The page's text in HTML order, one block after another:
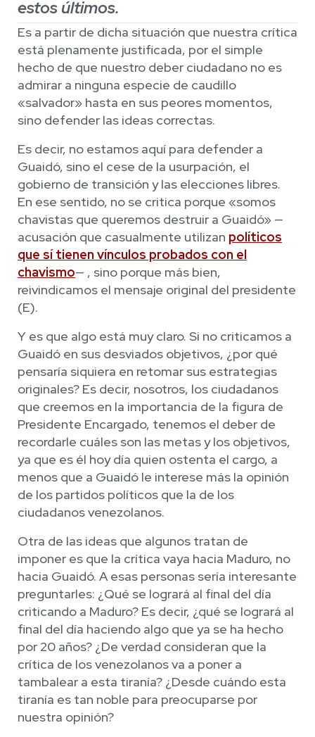
estos últimos.
Es a partir de dicha situación que nuestra crítica
está plenamente justificada, por el simple
hecho de que nuestro deber ciudadano no es
admirar a ninguna especie de caudillo
«salvador» hasta en sus peores momentos,
sino defender las ideas correctas.
Es decir, no estamos aquí para defender a
Guaidó, sino el cese de la usurpación, el
gobierno de transición y las elecciones libres.
En ese sentido, no se critica porque «somos
chavistas que queremos destruir a Guaidó» —
acusación que casualmente utilizan políticos
que sí tienen vínculos probados con el
chavismo— , sino porque más bien,
reivindicamos el mensaje original del presidente
(E).
Y es que algo está muy claro. Si no criticamos a
Guaidó en sus desviados objetivos, ¿por qué
pensaría siquiera en retomar sus estrategias
originales? Es decir, nosotros, los ciudadanos
que creemos en la importancia de la figura de
Presidente Encargado, tenemos el deber de
recordarle cuáles son las metas y los objetivos,
ya que es él hoy día quien ostenta el cargo, a
menos que a Guaidó le interese más la opinión
de los partidos políticos que la de los
ciudadanos venezolanos.
Otra de las ideas que algunos tratan de
imponer es que la crítica vaya hacia Maduro, no
hacia Guaidó. A esas personas sería interesante
preguntarles: ¿Qué se logrará al final del día
criticando a Maduro? Es decir, ¿qué se logrará al
final del día haciendo algo que ya se ha hecho
por 20 años? ¿De verdad consideran que la
crítica de los venezolanos va a poner a
tambalear a esta tiranía? ¿Desde cuándo esta
tiranía es tan noble para preocuparse por
nuestra opinión?